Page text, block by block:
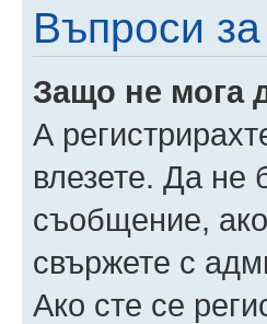
Въпроси
Защо не мога
А
влезете. Да не
съобщение,
свържете с
Ако сте се